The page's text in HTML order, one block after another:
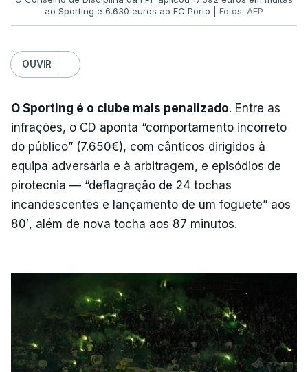
ao Sporting e 6.630 euros ao FC Porto | Fotos: AFP
OUVIR
O Sporting é o clube mais penalizado. Entre as
infrações, o CD aponta “comportamento incorreto
do público” (7.650€), com cânticos dirigidos à
equipa adversária e à arbitragem, e episódios de
pirotecnia — “deflagração de 24 tochas
incandescentes e lançamento de um foguete” aos
80′, além de nova tocha aos 87 minutos.